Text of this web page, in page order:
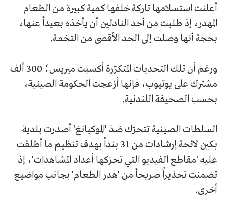
أعلنت استسلامها تاركة خلفها كمية كبيرة من الطعام
المهدر، إذ طلبت من أحد النادلين أن يأخذه بعيداً عنها،
بحجة أنها وصلت إلى الحد الأقصى من التخمة.
ورغم أن تلك التحديات المتكرّرة أكسبت ميريس؛ 300 ألف
مشترك على يوتيوب، فإنها أزعجت الحكومة الصينية،
بحسب الصحيفة اللندنية.
السلطات الصينية تتحرّك ضدّ 'الموكبانغ' أصدرت بلدية
بكين لائحة إرشادات من 31 بنداً بهدف تنظيم ما أطلقت
عليه 'مقاطع الفيديو التي تحرّكها أعداد المشاهدات'، إذ
تضمنت تحذيراً صريحاً من 'هدر الطعام' بجانب مواضيع
أخرى.